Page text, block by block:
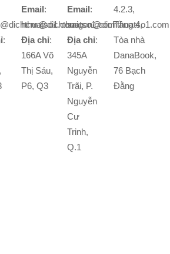
:
Email:
hcm@dichthuatso1.com
Địa chỉ:
166A Võ
Thị Sáu,
P6, Q3
Email:
saigon@dichthuatso1.com
Địa chỉ:
345A
Nguyễn
Trãi, P.
Nguyễn
Cư
Trinh,
Q.1
4.2.3,
Tầng 4,
Tòa nhà
DanaBook,
76 Bạch
Đằng